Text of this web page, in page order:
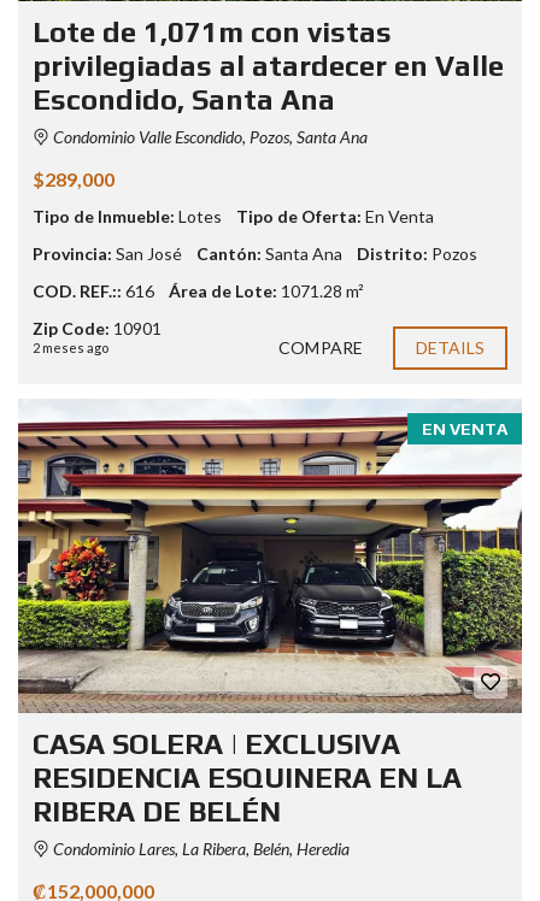
Lote de 1,071m con vistas
privilegiadas al atardecer en Valle
Escondido, Santa Ana
Condominio Valle Escondido, Pozos, Santa Ana
$289,000
Tipo de Inmueble: Lotes Tipo de Oferta: En Venta
Provincia: San José Cantón: Santa Ana Distrito: Pozos
COD. REF.:: 616 Área de Lote: 1071.28 m²
Zip Code: 10901
2 meses ago COMPARE DETAILS
EN VENTA
CASA SOLERA | EXCLUSIVA
RESIDENCIA ESQUINERA EN LA
RIBERA DE BELÉN
Condominio Lares, La Ribera, Belén, Heredia
₡152,000,000